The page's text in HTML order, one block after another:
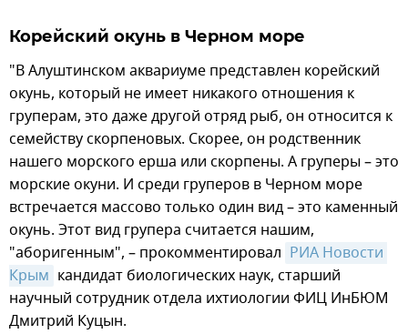
Корейский окунь в Черном море
"В Алуштинском аквариуме представлен корейский
окунь, который не имеет никакого отношения к
груперам, это даже другой отряд рыб, он относится к
семейству скорпеновых. Скорее, он родственник
нашего морского ерша или скорпены. А груперы – это
морские окуни. И среди груперов в Черном море
встречается массово только один вид – это каменный
окунь. Этот вид групера считается нашим,
"аборигенным", – прокомментировал РИА Новости
Крым кандидат биологических наук, старший
научный сотрудник отдела ихтиологии ФИЦ ИнБЮМ
Дмитрий Куцын.